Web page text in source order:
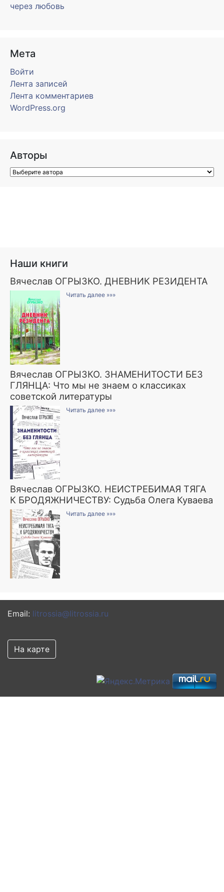
через любовь
Мета
Войти
Лента записей
Лента комментариев
WordPress.org
Авторы
Наши книги
Вячеслав ОГРЫЗКО. ДНЕВНИК РЕЗИДЕНТА
Читать далее »»»
Вячеслав ОГРЫЗКО. ЗНАМЕНИТОСТИ БЕЗ
ГЛЯНЦА: Что мы не знаем о классиках
советской литературы
Читать далее »»»
Вячеслав ОГРЫЗКО. НЕИСТРЕБИМАЯ ТЯГА
К БРОДЯЖНИЧЕСТВУ: Судьба Олега Куваева
Читать далее »»»
Email: litrossia@litrossia.ru
На карте